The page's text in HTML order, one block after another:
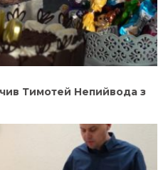
Тимотей Непийвода з